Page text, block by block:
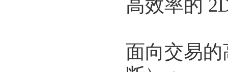
高效率的
面向交易